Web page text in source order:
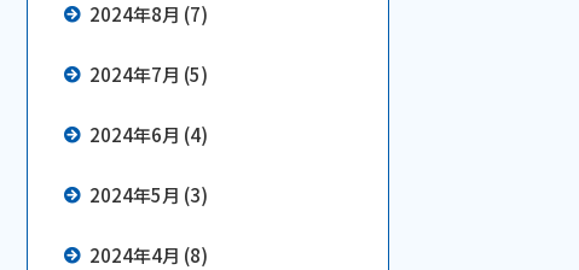
2024年8月 (7)
2024年7月 (5)
2024年6月 (4)
2024年5月 (3)
2024年4月 (8)